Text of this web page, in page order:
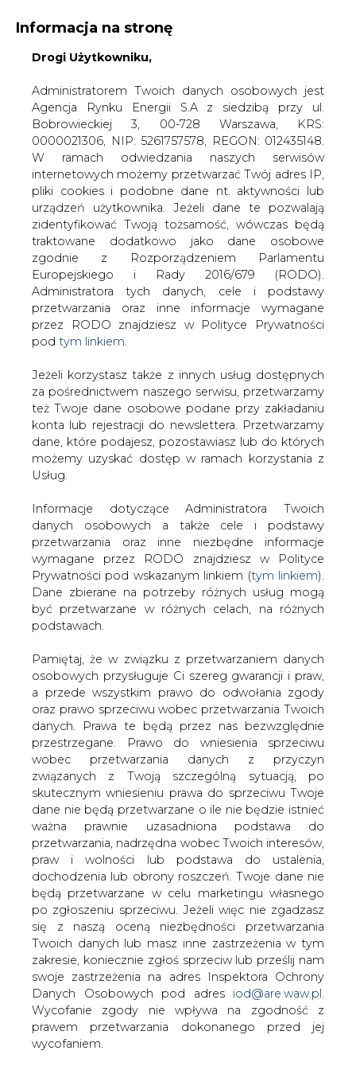
KONTAKT:
WYDAWCA PORTALU:
WYSOKI KONTRAST WIELKOŚĆ TEKSTU A A
ZALOGUJ SIĘ
WŁĄCZ CIRE.TV
Informacja na stronę
Drogi Użytkowniku,
Administratorem Twoich danych osobowych jest
Agencja Rynku Energii S.A z siedzibą przy ul.
Bobrowieckiej 3, 00-728 Warszawa, KRS:
0000021306, NIP: 5261757578, REGON: 012435148.
W ramach odwiedzania naszych serwisów
internetowych możemy przetwarzać Twój adres IP,
pliki cookies i podobne dane nt. aktywności lub
urządzeń użytkownika. Jeżeli dane te pozwalają
zidentyfikować Twoją tożsamość, wówczas będą
traktowane dodatkowo jako dane osobowe
zgodnie z Rozporządzeniem Parlamentu
Europejskiego i Rady 2016/679 (RODO).
Administratora tych danych, cele i podstawy
przetwarzania oraz inne informacje wymagane
przez RODO znajdziesz w Polityce Prywatności
pod tym linkiem.
Jeżeli korzystasz także z innych usług dostępnych
za pośrednictwem naszego serwisu, przetwarzamy
też Twoje dane osobowe podane przy zakładaniu
konta lub rejestracji do newslettera. Przetwarzamy
dane, które podajesz, pozostawiasz lub do których
możemy uzyskać dostęp w ramach korzystania z
Usług.
Informacje dotyczące Administratora Twoich
danych osobowych a także cele i podstawy
przetwarzania oraz inne niezbędne informacje
wymagane przez RODO znajdziesz w Polityce
Prywatności pod wskazanym linkiem (tym linkiem).
Dane zbierane na potrzeby różnych usług mogą
być przetwarzane w różnych celach, na różnych
podstawach.
Pamiętaj, że w związku z przetwarzaniem danych
osobowych przysługuje Ci szereg gwarancji i praw,
a przede wszystkim prawo do odwołania zgody
oraz prawo sprzeciwu wobec przetwarzania Twoich
danych. Prawa te będą przez nas bezwzględnie
przestrzegane. Prawo do wniesienia sprzeciwu
wobec przetwarzania danych z przyczyn
związanych z Twoją szczególną sytuacją, po
skutecznym wniesieniu prawa do sprzeciwu Twoje
dane nie będą przetwarzane o ile nie będzie istnieć
ważna prawnie uzasadniona podstawa do
przetwarzania, nadrzędna wobec Twoich interesów,
praw i wolności lub podstawa do ustalenia,
dochodzenia lub obrony roszczeń. Twoje dane nie
będą przetwarzane w celu marketingu własnego
po zgłoszeniu sprzeciwu. Jeżeli więc nie zgadzasz
się z naszą oceną niezbędności przetwarzania
Twoich danych lub masz inne zastrzeżenia w tym
zakresie, koniecznie zgłoś sprzeciw lub prześlij nam
swoje zastrzeżenia na adres Inspektora Ochrony
Danych Osobowych pod adres iod@are.waw.pl
Wycofanie zgody nie wpływa na zgodność z
prawem przetwarzania dokonanego przed jej
wycofaniem.
Strona główna
SERWIS INFORMACYJNY CIRE
Lasy Państwowe chcą tylko zwrotu podatku
2009-07-06 00:00
skomentuj
udostępnij:
Lasy Państwowe chcą tylko zwrotu
podatku
Na temat sporu Lasów Państwowych z
dystrybutorami energii elektrycznej o
opłatę za użytkowanie lasów pod liniami
energetycznymi z Marianem Piganem,
dyrektorem generalnym Lasów
Państwowych rozmawiała
&#8222;Gazeta Prawna&#8221;
„GP” przypomina, że według wyliczeń dystrybutorów
energii propozycja Lasów Państwowych wnoszenia opłat
za użytkowanie lasów pod liniami energetycznymi
oznacza roczne wydatki na poziomie 52–100 mln zł.
Z tymi szacunkami nie zgadza się dyrektor Pigan. Zwraca
on uwagę, że Lasom Państwowym zależy przede
wszystkim na odzyskaniu podatków od około 16 tys. ha,
przez które przebiegają linie energetyczne i kosztuje to
tę instytucję rocznie około 14 mln 357 tys. zł.
Jednocześnie dyrektor podkreśla, że wysokości opłaty za
dzierżawę gruntów, na których stoją słupy energetyczne